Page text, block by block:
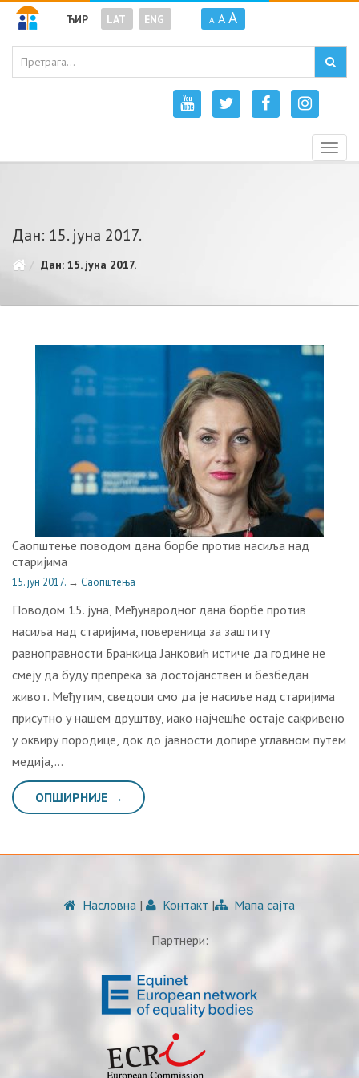
ЋИР LAT ENG A A A
Дан: 15. јуна 2017.
Дан: 15. јуна 2017.
Саопштење поводом дана борбе против насиља над
старијима
15. јун 2017. → Саопштења
Поводом 15. јуна, Међународног дана борбе против
насиља над старијима, повереница за заштиту
равноправности Бранкица Јанковић истиче да године не
смеју да буду препрека за достојанствен и безбедан
живот. Међутим, сведоци смо да је насиље над старијима
присутно у нашем друштву, иако најчешће остаје сакривено
у оквиру породице, док до јавности допире углавном путем
медија,…
ОПШИРНИЈЕ →
Насловна | Контакт | Мапа сајта
Партнери: